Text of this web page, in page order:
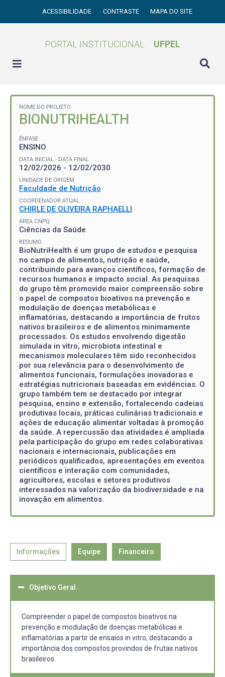
ACESSIBILIDADE CONTRASTE MAPA DO SITE
PORTAL INSTITUCIONAL UFPEL
NOME DO PROJETO
BIONUTRIHEALTH
ÊNFASE
ENSINO
DATA INICIAL - DATA FINAL
12/02/2026 - 12/02/2030
UNIDADE DE ORIGEM
Faculdade de Nutrição
COORDENADOR ATUAL
CHIRLE DE OLIVEIRA RAPHAELLI
ÁREA CNPQ
Ciências da Saúde
RESUMO
BioNutriHealth é um grupo de estudos e pesquisa
no campo de alimentos, nutrição e saúde,
contribuindo para avanços científicos, formação de
recursos humanos e impacto social. As pesquisas
do grupo têm promovido maior compreensão sobre
o papel de compostos bioativos na prevenção e
modulação de doenças metabólicas e
inflamatórias, destacando a importância de frutos
nativos brasileiros e de alimentos minimamente
processados. Os estudos envolvendo digestão
simulada in vitro, microbiota intestinal e
mecanismos moleculares têm sido reconhecidos
por sua relevância para o desenvolvimento de
alimentos funcionais, formulações inovadoras e
estratégias nutricionais baseadas em evidências. O
grupo também tem se destacado por integrar
pesquisa, ensino e extensão, fortalecendo cadeias
produtivas locais, práticas culinárias tradicionais e
ações de educação alimentar voltadas à promoção
da saúde. A repercussão das atividades é ampliada
pela participação do grupo em redes colaborativas
nacionais e internacionais, publicações em
periódicos qualificados, apresentações em eventos
científicos e interação com comunidades,
agricultores, escolas e setores produtivos
interessados na valorização da biodiversidade e na
inovação em alimentos.
Informações Equipe Financeiro
Objetivo Geral
Compreender o papel de compostos bioativos na
prevenção e modulação de doenças metabólicas e
inflamatórias a partir de ensaios in vitro, destacando a
importância dos compostos provindos de frutas nativos
brasileiros.